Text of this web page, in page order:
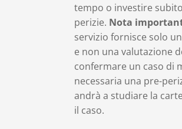
tempo o investire
perizie. Nota
servizio fornisce solo
e non una valutazione
confermare un caso di
necessaria una pre-
andrà a studiare la
il caso.